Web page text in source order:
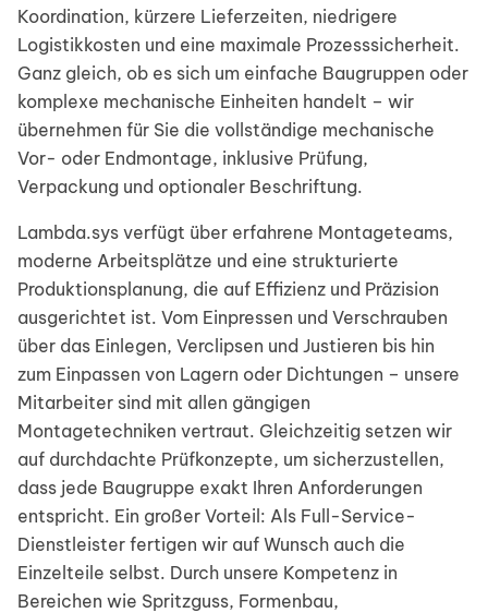
Koordination, kürzere Lieferzeiten, niedrigere
Logistikkosten und eine maximale Prozesssicherheit.
Ganz gleich, ob es sich um einfache Baugruppen oder
komplexe mechanische Einheiten handelt – wir
übernehmen für Sie die vollständige mechanische
Vor- oder Endmontage, inklusive Prüfung,
Verpackung und optionaler Beschriftung.
Lambda.sys verfügt über erfahrene Montageteams,
moderne Arbeitsplätze und eine strukturierte
Produktionsplanung, die auf Effizienz und Präzision
ausgerichtet ist. Vom Einpressen und Verschrauben
über das Einlegen, Verclipsen und Justieren bis hin
zum Einpassen von Lagern oder Dichtungen – unsere
Mitarbeiter sind mit allen gängigen
Montagetechniken vertraut. Gleichzeitig setzen wir
auf durchdachte Prüfkonzepte, um sicherzustellen,
dass jede Baugruppe exakt Ihren Anforderungen
entspricht. Ein großer Vorteil: Als Full-Service-
Dienstleister fertigen wir auf Wunsch auch die
Einzelteile selbst. Durch unsere Kompetenz in
Bereichen wie Spritzguss, Formenbau,